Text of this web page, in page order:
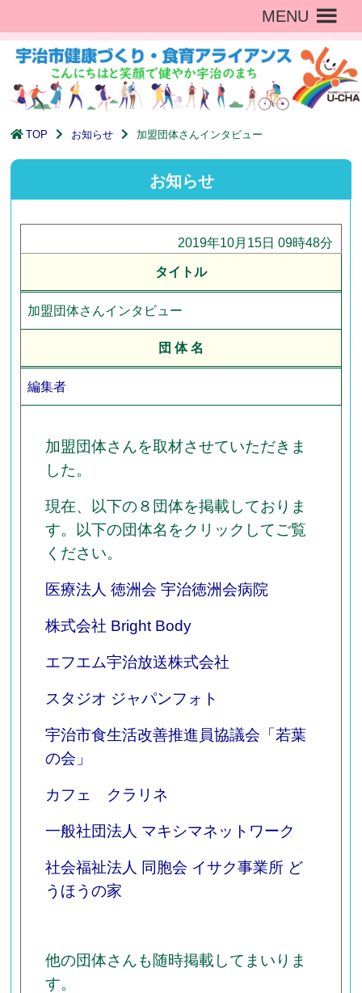
MENU
TOP お知らせ 加盟団体さんインタビュー
お知らせ
2019年10月15日 09時48分
タイトル
加盟団体さんインタビュー
団 体 名
編集者
加盟団体さんを取材させていただきま
した。
現在、以下の８団体を掲載しておりま
す。以下の団体名をクリックしてご覧
ください。
医療法人 徳洲会 宇治徳洲会病院
株式会社 Bright Body
エフエム宇治放送株式会社
スタジオ ジャパンフォト
宇治市食生活改善推進員協議会「若葉
の会」
カフェ クラリネ
一般社団法人 マキシマネットワーク
社会福祉法人 同胞会 イサク事業所 ど
うほうの家
他の団体さんも随時掲載してまいりま
す。